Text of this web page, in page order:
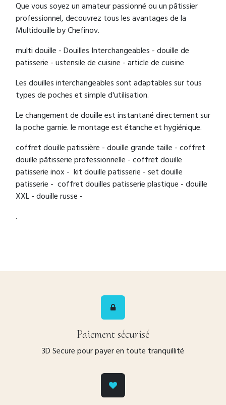
Que vous soyez un amateur passionné ou un pâtissier
professionnel, decouvrez tous les avantages de la
Multidouille by Chefinov.
multi douille - Douilles Interchangeables - douille de
patisserie - ustensile de cuisine - article de cuisine
Les douilles interchangeables sont adaptables sur tous
types de poches et simple d'utilisation.
Le changement de douille est instantané directement sur
la poche garnie. le montage est étanche et hygiénique.
coffret douille patissière - douille grande taille - coffret
douille pâtisserie professionnelle - coffret douille
patisserie inox - kit douille patisserie - set douille
patisserie - coffret douilles patisserie plastique - douille
XXL - douille russe -
.
Paiement sécurisé
3D Secure pour payer en toute tranquillité